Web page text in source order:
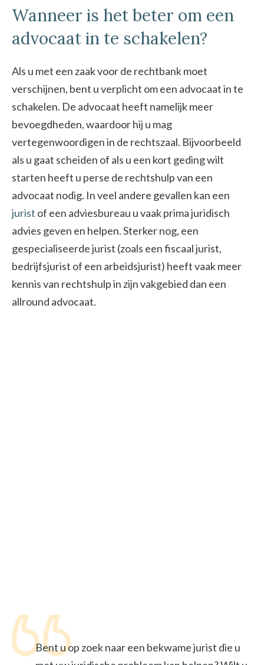
Wanneer is het beter om een
advocaat in te schakelen?
Als u met een zaak voor de rechtbank moet
verschijnen, bent u verplicht om een advocaat in te
schakelen. De advocaat heeft namelijk meer
bevoegdheden, waardoor hij u mag
vertegenwoordigen in de rechtszaal. Bijvoorbeeld
als u gaat scheiden of als u een kort geding wilt
starten heeft u perse de rechtshulp van een
advocaat nodig. In veel andere gevallen kan een
jurist of een adviesbureau u vaak prima juridisch
advies geven en helpen. Sterker nog, een
gespecialiseerde jurist (zoals een fiscaal jurist,
bedrijfsjurist of een arbeidsjurist) heeft vaak meer
kennis van rechtshulp in zijn vakgebied dan een
allround advocaat.
Bent u op zoek naar een bekwame jurist die u